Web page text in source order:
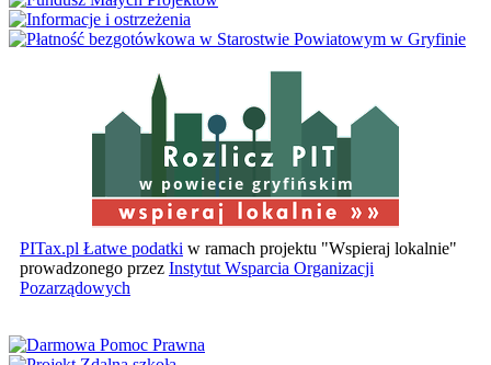
w powiecie gryfińskim
PITax.pl Łatwe podatki w ramach projektu "Wspieraj lokalnie"
prowadzonego przez Instytut Wsparcia Organizacji
Pozarządowych